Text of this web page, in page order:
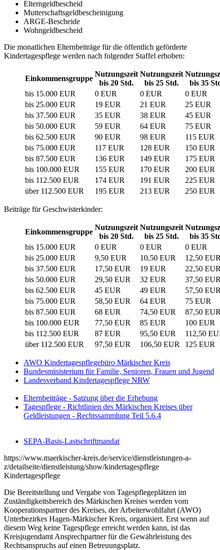
Elterngeldbescheid
Mutterschaftsgeldbescheinigung
ARGE-Bescheide
Wohngeldbescheid
Die monatlichen Elternbeiträge für die öffentlich geförderte
Kindertagespflege werden nach folgender Staffel erhoben:
Einkommensgruppe
Nutzungszeit
bis 20 Std.
Nutzungszeit
bis 25 Std.
bis 35
bis 15.000 EUR
0 EUR 0 EUR
0 EUR
bis 25.000 EUR
19 EUR 21 EUR
25 EUR
bis 37.500 EUR
35 EUR 38 EUR
45 EUR
bis 50.000 EUR
59 EUR 64 EUR
75 EUR
bis 62.500 EUR
90 EUR 98 EUR
115 EUR
bis 75.000 EUR
117 EUR 128 EUR
150 EUR
bis 87.500 EUR
136 EUR 149 EUR
175 EUR
bis 100.000 EUR
155 EUR 170 EUR
200 EUR
bis 112.500 EUR
174 EUR 191 EUR
225 EUR
über 112.500 EUR
195 EUR 213 EUR 250 EUR
Beiträge für Geschwisterkinder:
Einkommensgruppe
Nutzungszeit
bis 20 Std.
Nutzungszeit
bis 25 Std.
bis 35
bis 15.000 EUR
0 EUR 0 EUR
0 EUR
bis 25.000 EUR
9,50 EUR 10,50 EUR
12,50
bis 37.500 EUR
17,50 EUR 19 EUR
22,50
bis 50.000 EUR
29,50 EUR 32 EUR
37,50
bis 62.500 EUR
45 EUR 49 EUR
57,50
bis 75.000 EUR
58,50 EUR 64 EUR
75 EUR
bis 87.500 EUR
68 EUR 74,50 EUR
87,50
bis 100.000 EUR
77,50 EUR 85 EUR
100 EUR
bis 112.500 EUR
87 EUR 95,50 EUR
112,50
über 112.500 EUR
97,50 EUR 106,50 EUR 125 EUR
AWO Kindertagespflegebüro Märkischer Kreis
Bundesministerium für Familie, Senioren, Frauen und Jugend
Landesverband Kindertagespflege NRW
Elternbeiträge - Satzung über die Erhebung
Tagespflege - Richtlinien des Märkischen Kreises über
Geldleistungen - Rechtssammlung Teil 5.6.4
SEPA-Basis-Lastschriftmandat
https://www.maerkischer-kreis.de/service/dienstleistungen-a-
z/detailseite/dienstleistung/show/kindertagespflege
Kindertagespflege
Die Bereitstellung und Vergabe von Tagespflegeplätzen im
Zuständigkeitsbereich des Märkischen Kreises werden vom
Kooperationspartner des Kreises, der Arbeiterwohlfahrt (AWO)
Unterbezirkes Hagen-Märkischer Kreis, organisiert. Erst wenn auf
diesem Weg keine Tagespflege erreicht werden kann, ist das
Kreisjugendamt Ansprechpartner für die Gewährleistung des
Rechtsanspruchs auf einen Betreuungsplatz.